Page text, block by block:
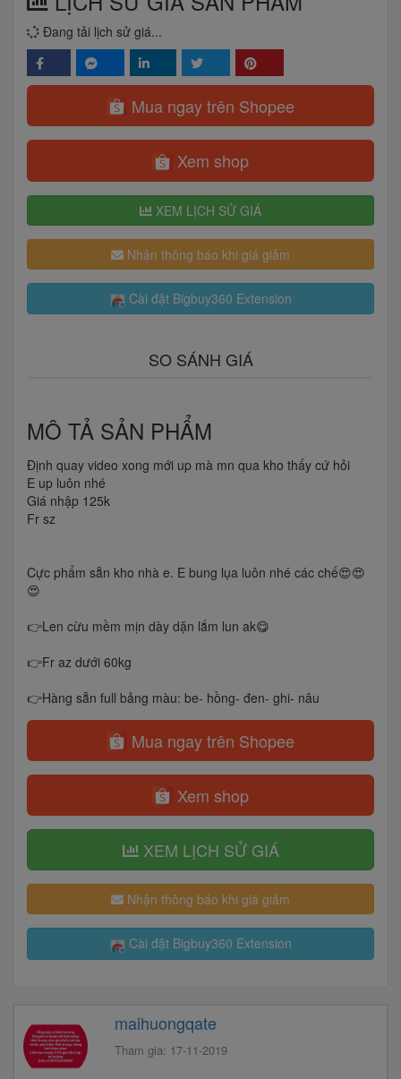
Đang tải lịch sử giá...
Mua ngay trên Shopee
Xem shop
XEM LỊCH SỬ GIÁ
Nhận thông báo khi giá giảm
Cài đặt Bigbuy360 Extension
SO SÁNH GIÁ
MÔ TẢ SẢN PHẨM
Định quay video xong mới up mà mn qua kho thấy cứ hỏi
E up luôn nhé
Giá nhập 125k
Fr sz
Cực phẩm sẵn kho nhà e. E bung lụa luôn nhé các chế😍😍
😍
👉Len cừu mềm mịn dày dặn lắm lun ak😋
👉Fr az dưới 60kg
👉Hàng sẵn full bảng màu: be- hồng- đen- ghi- nâu
Mua ngay trên Shopee
Xem shop
XEM LỊCH SỬ GIÁ
Nhận thông báo khi giá giảm
Cài đặt Bigbuy360 Extension
maihuongqate
Tham gia: 17-11-2019